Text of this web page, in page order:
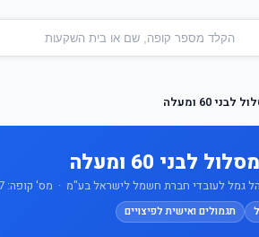
60 ומעלה
לבני 60 ומעלה
גמל לעובדי חברת חשמל לישראל בע"מ · מס' קופה: 7207
תגמולים ואישית לפיצויים